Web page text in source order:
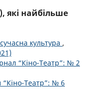
які найбільше
культура ,
“Кіно-Театр”: № 2
Театр”: № 6